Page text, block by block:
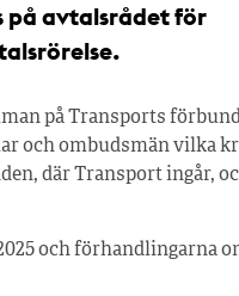
på avtalsrådet för
på Transports
och ombudsmän vilka
där Transport ingår,
och förhandlingarna